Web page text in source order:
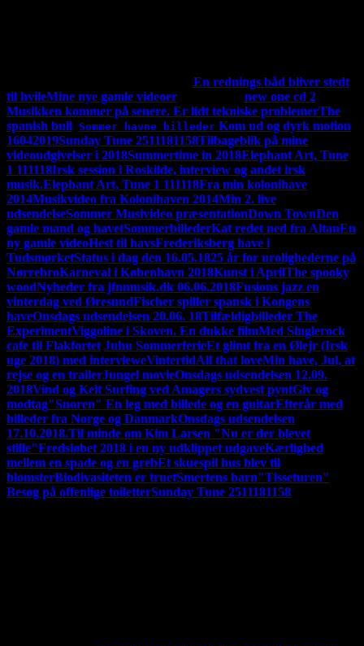
En rednings båd bliver stedt
til hvileMine nye gamle videoer
new one cd 2
Musikken kommer på senere. Er lidt tekniske problemerThe
spanish bull Sommer havne billeder Kom ud og dyrk motion
16042019Sunday Tune 2511181158Tilbageblik på mine
videoudgivelser i 2018Summertime in 2018Elephant Art, Tune
1 111118Irsk session i Roskilde, interview og andet irsk
musik.Elephant Art, Tune 1 111118Fra min kolonihave
2014Musikvideo fra Kolonihaven 2014Min 2. live
udsendelseSommer Musivideo præsentationDown TownDen
gamle mand og havetSommerbillederKat redet ned fra AltanEn
ny gamle videoHest til havsFrederiksberg have i
TudsmørketStatus i dag den 16.05.1825 år for urolighederne på
NørrebroKarneval i København 2018Kunst i AprilThe spooky
woodNyheder fra jfnmusik.dk 06.06.2018Fusions jazz en
vinterdag ved ØresundFischer spiller spansk i Kongens
haveOnsdags udsendelsen 20.06. 18Tilfældigbilleder The
ExperimentViggoline i Skoven. En dukke filmMed Singlerock
cafe til Flakfortet Juhu SommerferieEt glimt fra en Ølejr (Irsk
uge 2018) med intervieweVintertidAll that loveMin have, Jul, at
rejse og en trailerJungel movieOnsdags udsendelsen 12.09.
2018Vind og Keit Surfing ved Amagers sydvest pyntGiv og
modtag"Snoren" En leg med billede og en guitarEfterår med
billeder fra Norge og DanmarkOnsdags udsendelsen
17.10.2018.Til minde om Kim Larsen "Nu er der blevet
stille"Fredsløbet 2018 i en ny udklippet udgaveKærlighed
mellem en spade og en grebEt skuespil hus blev til
blomsterBiodivasiteten er truetSmertens barn"Tisseturen"
Besøg på offenlige toiletterSunday Tune 2511181158